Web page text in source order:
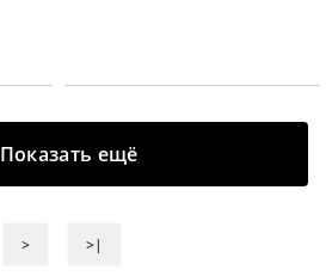
Показать ещё
> >|